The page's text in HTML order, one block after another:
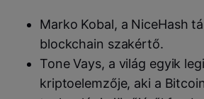
Marko Kobal, a NiceHash
blockchain szakértő.
Tone Vays, a világ egyik
kriptoelemzője, aki a